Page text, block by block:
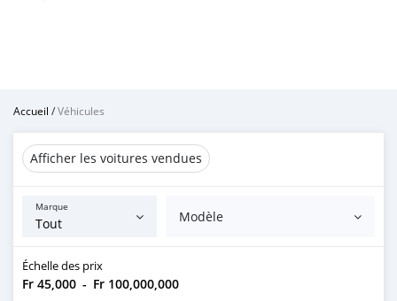
Accueil /Véhicules
Afficher les voitures vendues
Marque
Modèle
Échelle des prix
Fr 45,000 - Fr 100,000,000